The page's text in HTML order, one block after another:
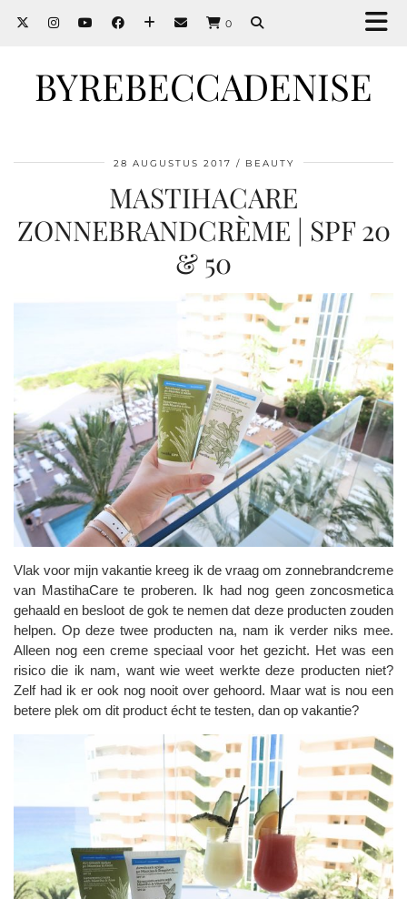
0
BYREBECCADENISE
28 AUGUSTUS 2017 BEAUTY
MASTIHACARE
ZONNEBRANDCRÈME | SPF 20
& 50
Vlak voor mijn vakantie kreeg ik de vraag om zonnebrandcreme
van MastihaCare te proberen. Ik had nog geen zoncosmetica
gehaald en besloot de gok te nemen dat deze producten zouden
helpen. Op deze twee producten na, nam ik verder niks mee.
Alleen nog een creme speciaal voor het gezicht. Het was een
risico die ik nam, want wie weet werkte deze producten niet?
Zelf had ik er ook nog nooit over gehoord. Maar wat is nou een
betere plek om dit product écht te testen, dan op vakantie?